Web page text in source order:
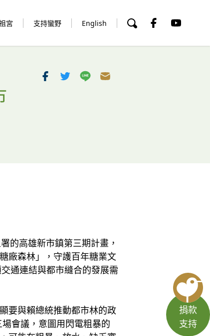
宮 支持蠻野 English
捐款
支持
的高雄新市鎮第三期計畫，
廠森林」，守護百年糖業文
通連結與都市縫合的發展需
要與賴總統推動都市林的政
會議，意圖用閃電粗暴的